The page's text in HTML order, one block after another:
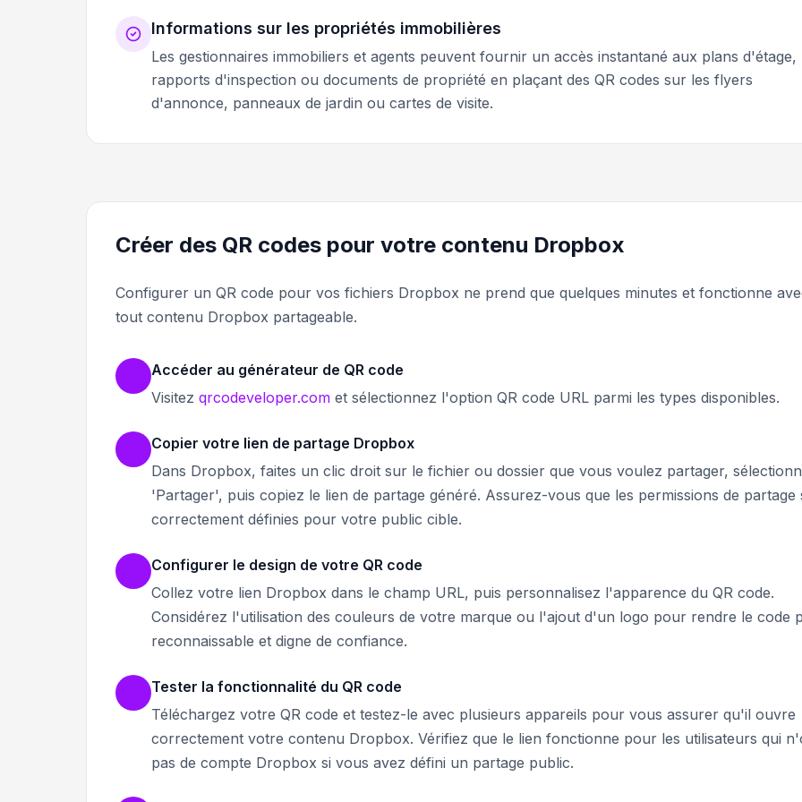
Informations sur les propriétés immobilières
Les gestionnaires immobiliers et agents peuvent fournir un accès instantané aux plans d'étage,
rapports d'inspection ou documents de propriété en plaçant des QR codes sur les flyers
d'annonce, panneaux de jardin ou cartes de visite.
Créer des QR codes pour votre contenu Dropbox
Configurer un QR code pour vos fichiers Dropbox ne prend que quelques minutes et fonctionne
tout contenu Dropbox partageable.
Accéder au générateur de QR code
Visitez qrcodeveloper.com et sélectionnez l'option QR code URL parmi les types disponibles.
Copier votre lien de partage Dropbox
Dans Dropbox, faites un clic droit sur le fichier ou dossier que vous voulez partager,
'Partager', puis copiez le lien de partage généré. Assurez-vous que les permissions de partage
correctement définies pour votre public cible.
Configurer le design de votre QR code
Collez votre lien Dropbox dans le champ URL, puis personnalisez l'apparence du QR code.
Considérez l'utilisation des couleurs de votre marque ou l'ajout d'un logo pour rendre le code
reconnaissable et digne de confiance.
Tester la fonctionnalité du QR code
Téléchargez votre QR code et testez-le avec plusieurs appareils pour vous assurer qu'il ouvre
correctement votre contenu Dropbox. Vérifiez que le lien fonctionne pour les utilisateurs qui
pas de compte Dropbox si vous avez défini un partage public.